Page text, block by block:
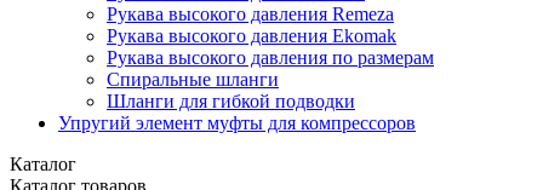
Рукава высокого давления Remeza
Рукава высокого давления Ekomak
Рукава высокого давления по размерам
Спиральные шланги
Шланги для гибкой подводки
Упругий элемент муфты для компрессоров
Каталог
Каталог товаров